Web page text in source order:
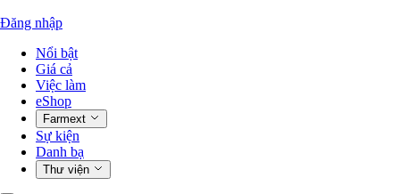
Đăng nhập
Nổi bật
Giá cả
Việc làm
eShop
Farmext
Sự kiện
Danh bạ
Thư viện